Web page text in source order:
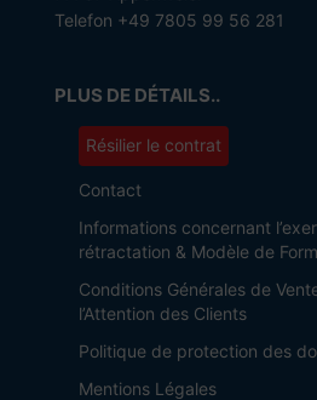
Telefon +49 7805 99 56 281
PLUS DE DÉTAILS..
Résilier le contrat
Contact
Informations concernant
rétractation & Modèle de
Conditions Générales de
l’Attention des Clients
Politique de protection des
Mentions Légales